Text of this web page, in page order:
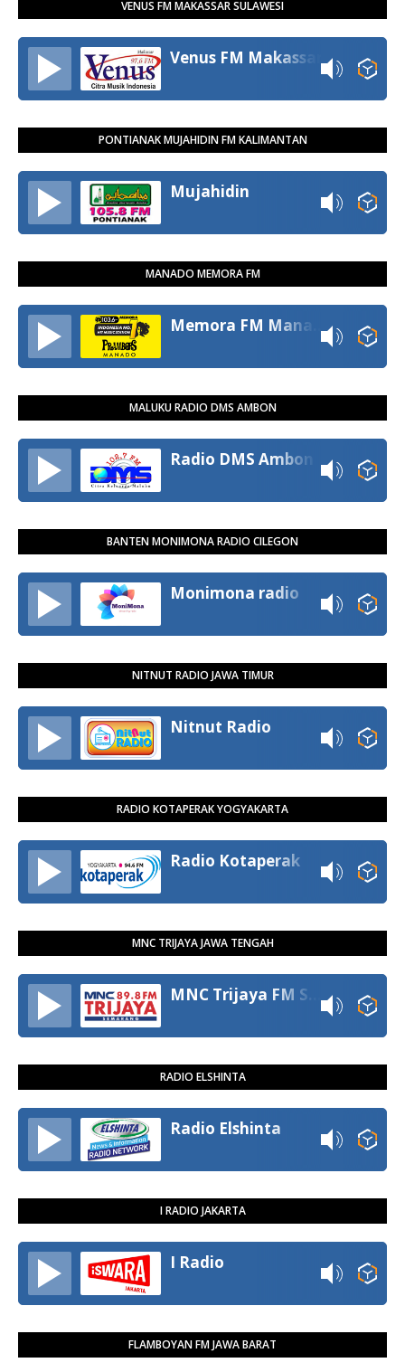
VENUS FM MAKASSAR SULAWESI
Venus FM Makassar
PONTIANAK MUJAHIDIN FM KALIMANTAN
Mujahidin
MANADO MEMORA FM
MALUKU RADIO DMS AMBON
Radio DMS Ambon
BANTEN MONIMONA RADIO CILEGON
Monimona radio
NITNUT RADIO JAWA TIMUR
Nitnut Radio
RADIO KOTAPERAK YOGYAKARTA
Radio Kotaperak
MNC TRIJAYA JAWA TENGAH
RADIO ELSHINTA
Radio Elshinta
I RADIO JAKARTA
I Radio
FLAMBOYAN FM JAWA BARAT